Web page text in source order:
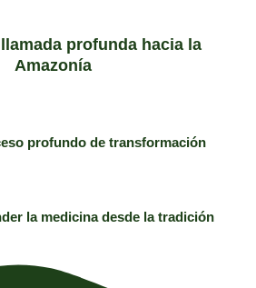
profunda hacia la
Amazonía
profundo de transformación
la medicina desde la tradición